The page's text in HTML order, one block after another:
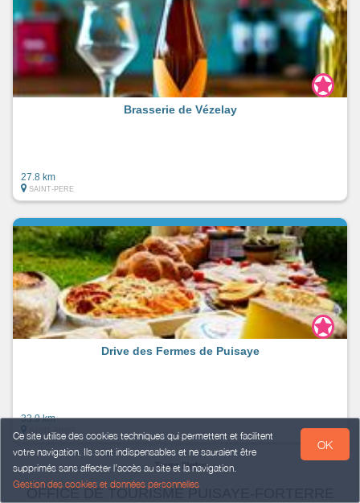
Ce site utilise des cookies techniques qui permettent et facilitent
votre navigation. Ils sont indispensables et ne sauraient être
supprimés sans affecter l’accès au site et la navigation.
Gestion des cookies et données personnelles
OK
Brasserie de Vézelay
27.8 km
SAINT-PERE
Drive des Fermes de Puisaye
33.9 km
Toute l'Info:
OFFICE DE TOURISME PUISAYE-FORTERRE